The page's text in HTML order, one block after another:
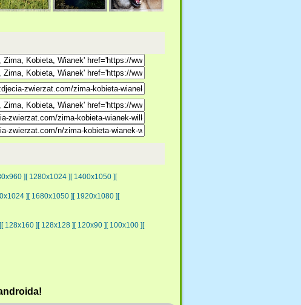
] [ 1280x1024 ] [ 1400x1050 ] [
] [ 1680x1050 ] [ 1920x1080 ] [
[ 128x160 ] [ 128x128 ] [ 120x90 ] [ 100x100 ] [